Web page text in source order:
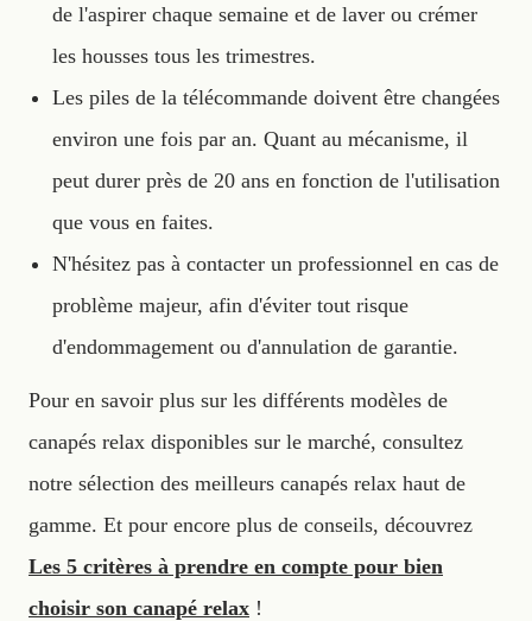
de l'aspirer chaque semaine et de laver ou crémer
les housses tous les trimestres.
Les piles de la télécommande doivent être changées
environ une fois par an. Quant au mécanisme, il
peut durer près de 20 ans en fonction de l'utilisation
que vous en faites.
N'hésitez pas à contacter un professionnel en cas de
problème majeur, afin d'éviter tout risque
d'endommagement ou d'annulation de garantie.
Pour en savoir plus sur les différents modèles de
canapés relax disponibles sur le marché, consultez
notre sélection des meilleurs canapés relax haut de
gamme. Et pour encore plus de conseils, découvrez
Les 5 critères à prendre en compte pour bien
choisir son canapé relax !